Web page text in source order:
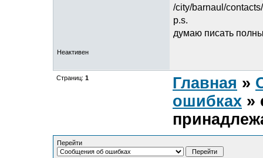
/city/barnaul/contacts/
p.s.
думаю писать
Неактивен
Страниц: 1 Главная »
ошибках »
Перейти